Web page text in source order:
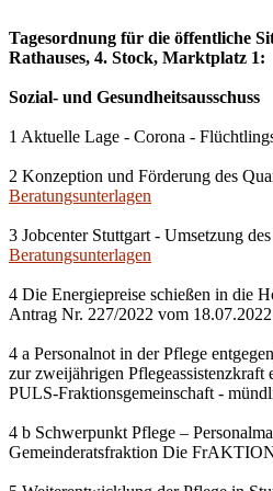
Tagesordnung für die öffentliche
Rathauses, 4. Stock, Marktplatz 1:
Sozial- und Gesundheitsausschuss
1 Aktuelle Lage - Corona -
2 Konzeption und Förderung des
Beratungsunterlagen
3 Jobcenter Stuttgart - Umsetzung
Beratungsunterlagen
4 Die Energiepreise schießen in die
Antrag Nr. 227/2022 vom
4 a Personalnot in der Pflege
zur zweijährigen
PULS-Fraktionsgemeinschaft -
4 b Schwerpunkt Pflege –
Gemeinderatsfraktion Die